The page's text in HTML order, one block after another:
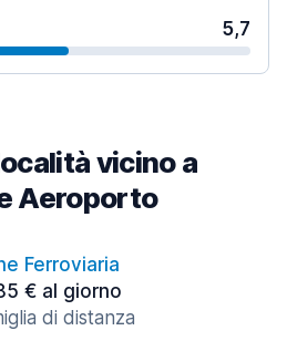
5,7
vicino a
Aeroporto
Ferroviaria
€ al giorno
di distanza